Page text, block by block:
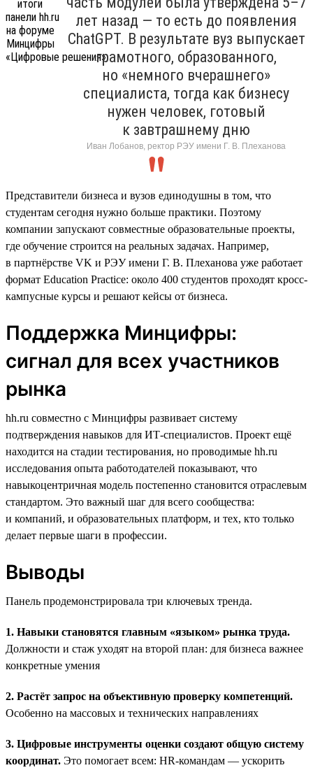
лет назад — то есть до появления
ChatGPT. В результате вуз выпускает
грамотного, образованного,
но «немного вчерашнего»
специалиста, тогда как бизнесу
нужен человек, готовый
к завтрашнему дню
Иван Лобанов, ректор РЭУ имени Г. В. Плеханова
Представители бизнеса и вузов единодушны в том, что
студентам сегодня нужно больше практики. Поэтому
компании запускают совместные образовательные проекты,
где обучение строится на реальных задачах. Например,
в партнёрстве VK и РЭУ имени Г. В. Плеханова уже работает
формат Education Practice: около 400 студентов проходят кросс-
кампусные курсы и решают кейсы от бизнеса.
Поддержка Минцифры:
сигнал для всех участников
рынка
hh.ru совместно с Минцифры развивает систему
подтверждения навыков для ИТ-специалистов. Проект ещё
находится на стадии тестирования, но проводимые hh.ru
исследования опыта работодателей показывают, что
навыкоцентричная модель постепенно становится отраслевым
стандартом. Это важный шаг для всего сообщества:
и компаний, и образовательных платформ, и тех, кто только
делает первые шаги в профессии.
Выводы
Панель продемонстрировала три ключевых тренда.
1. Навыки становятся главным «языком» рынка труда.
Должности и стаж уходят на второй план: для бизнеса важнее
конкретные умения
2. Растёт запрос на объективную проверку компетенций.
Особенно на массовых и технических направлениях
3. Цифровые инструменты оценки создают общую систему
координат. Это помогает всем: HR-командам — ускорить